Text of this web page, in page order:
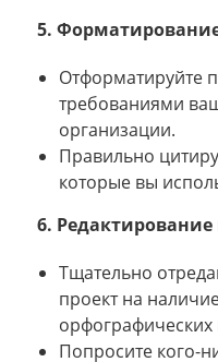
5.
Отформатируйте
требованиями
организации.
Правильно
которые вы
6. Редактирование
Тщательно
проект на
Попросите кого-